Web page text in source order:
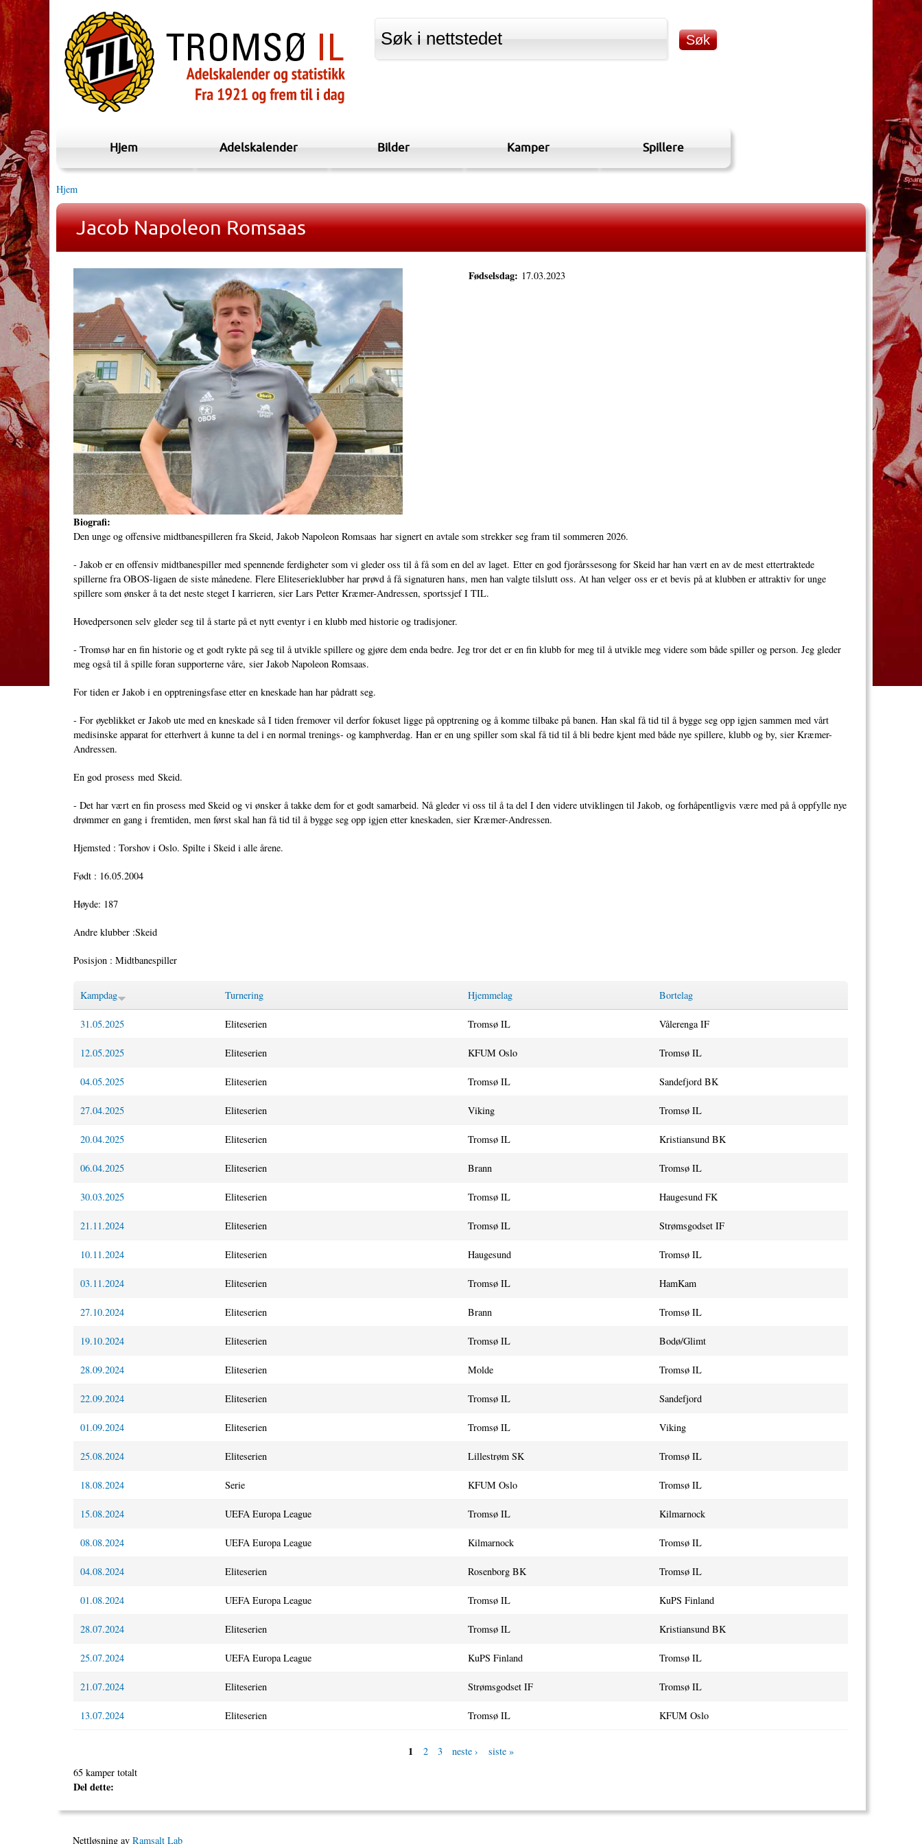
Hjem Adelskalender Bilder Kamper Spillere
Hjem
Jacob Napoleon Romsaas
Fødselsdag: 17.03.2023
Biografi:
Den unge og offensive midtbanespilleren fra Skeid, Jakob Napoleon Romsaas har signert en avtale som strekker seg fram til sommeren 2026.
- Jakob er en offensiv midtbanespiller med spennende ferdigheter som vi gleder oss til å få som en del av laget. Etter en god fjorårssesong for Skeid har han vært en av de mest ettertraktede
spillerne fra OBOS-ligaen de siste månedene. Flere Eliteserieklubber har prøvd å få signaturen hans, men han valgte tilslutt oss. At han velger oss er et bevis på at klubben er attraktiv for unge
spillere som ønsker å ta det neste steget I karrieren, sier Lars Petter Kræmer-Andressen, sportssjef I TIL.
Hovedpersonen selv gleder seg til å starte på et nytt eventyr i en klubb med historie og tradisjoner.
- Tromsø har en fin historie og et godt rykte på seg til å utvikle spillere og gjøre dem enda bedre. Jeg tror det er en fin klubb for meg til å utvikle meg videre som både spiller og person. Jeg gleder
meg også til å spille foran supporterne våre, sier Jakob Napoleon Romsaas.
For tiden er Jakob i en opptreningsfase etter en kneskade han har pådratt seg.
- For øyeblikket er Jakob ute med en kneskade så I tiden fremover vil derfor fokuset ligge på opptrening og å komme tilbake på banen. Han skal få tid til å bygge seg opp igjen sammen med vårt
medisinske apparat for etterhvert å kunne ta del i en normal trenings- og kamphverdag. Han er en ung spiller som skal få tid til å bli bedre kjent med både nye spillere, klubb og by, sier Kræmer-
Andressen.
En god prosess med Skeid.
- Det har vært en fin prosess med Skeid og vi ønsker å takke dem for et godt samarbeid. Nå gleder vi oss til å ta del I den videre utviklingen til Jakob, og forhåpentligvis være med på å oppfylle nye
drømmer en gang i fremtiden, men først skal han få tid til å bygge seg opp igjen etter kneskaden, sier Kræmer-Andressen.
Hjemsted : Torshov i Oslo. Spilte i Skeid i alle årene.
Født : 16.05.2004
Høyde: 187
Andre klubber :Skeid
Posisjon : Midtbanespiller
Kampdag Turnering Hjemmelag Bortelag
31.05.2025 Eliteserien Tromsø IL Vålerenga IF
12.05.2025 Eliteserien KFUM Oslo Tromsø IL
04.05.2025 Eliteserien Tromsø IL Sandefjord BK
27.04.2025 Eliteserien Viking Tromsø IL
20.04.2025 Eliteserien Tromsø IL Kristiansund BK
06.04.2025 Eliteserien Brann Tromsø IL
30.03.2025 Eliteserien Tromsø IL Haugesund FK
21.11.2024 Eliteserien Tromsø IL Strømsgodset IF
10.11.2024 Eliteserien Haugesund Tromsø IL
03.11.2024 Eliteserien Tromsø IL HamKam
27.10.2024 Eliteserien Brann Tromsø IL
19.10.2024 Eliteserien Tromsø IL Bodø/Glimt
28.09.2024 Eliteserien Molde Tromsø IL
22.09.2024 Eliteserien Tromsø IL Sandefjord
01.09.2024 Eliteserien Tromsø IL Viking
25.08.2024 Eliteserien Lillestrøm SK Tromsø IL
18.08.2024 Serie KFUM Oslo Tromsø IL
15.08.2024 UEFA Europa League Tromsø IL Kilmarnock
08.08.2024 UEFA Europa League Kilmarnock Tromsø IL
04.08.2024 Eliteserien Rosenborg BK Tromsø IL
01.08.2024 UEFA Europa League Tromsø IL KuPS Finland
28.07.2024 Eliteserien Tromsø IL Kristiansund BK
25.07.2024 UEFA Europa League KuPS Finland Tromsø IL
21.07.2024 Eliteserien Strømsgodset IF Tromsø IL
13.07.2024 Eliteserien Tromsø IL KFUM Oslo
1 2 3 neste ›
siste »
65 kamper totalt
Del dette:
Nettløsning av Ramsalt Lab